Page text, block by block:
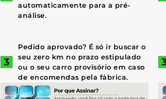
automaticamente para a pré-
análise.
Pedido aprovado? É só ir buscar o
seu zero km no prazo estipulado
ou o seu carro provisório em caso
de encomendas pela fábrica.